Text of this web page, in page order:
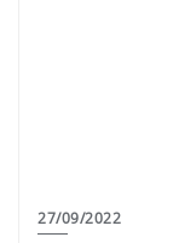
27/09/2022